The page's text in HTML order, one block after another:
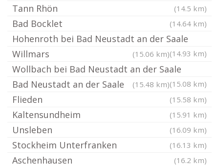
Tann Rhön (14.5 km)
Bad Bocklet (14.64 km)
Hohenroth bei Bad Neustadt an der Saale
(14.93 km)
Willmars (15.06 km)
Wollbach bei Bad Neustadt an der Saale
(15.08 km)
Bad Neustadt an der Saale (15.48 km)
Flieden (15.58 km)
Kaltensundheim (15.91 km)
Unsleben (16.09 km)
Stockheim Unterfranken (16.13 km)
Aschenhausen (16.2 km)